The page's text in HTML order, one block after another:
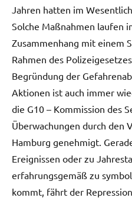
Jahren hatten im
Solche Maßnahmen laufen
Zusammenhang mit einem
Rahmen des
Begründung der
Aktionen ist auch immer
die G10 – Kommission des
Überwachungen durch den
Hamburg genehmigt.
Ereignissen oder zu
erfahrungsgemäß zu
kommt, fährt der